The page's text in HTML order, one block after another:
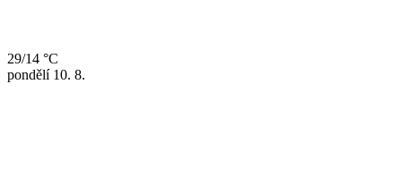
29/14 °C
pondělí 10. 8.